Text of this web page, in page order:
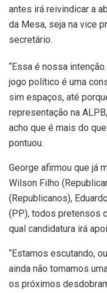
antes irá reivindicar a
da Mesa, seja na vice
secretário.
“Essa é nossa
jogo político é uma
sim espaços, até
representação na
acho que é mais do
pontuou.
George afirmou que já
Wilson Filho
(Republicanos),
(PP), todos pretensos
qual candidatura irá
“Estamos escutando,
ainda não tomamos
os próximos